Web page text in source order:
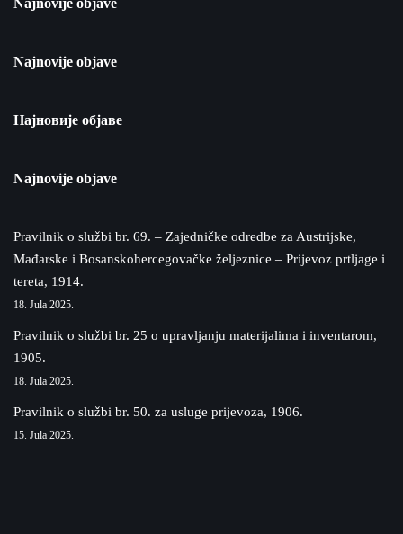
Najnovije objave
Најновије објаве
Najnovije objave
Pravilnik o službi br. 69. – Zajedničke odredbe za Austrijske,
Mađarske i Bosanskohercegovačke željeznice – Prijevoz prtljage i
tereta, 1914.
18. Jula 2025.
Pravilnik o službi br. 25 o upravljanju materijalima i inventarom,
1905.
18. Jula 2025.
Pravilnik o službi br. 50. za usluge prijevoza, 1906.
15. Jula 2025.